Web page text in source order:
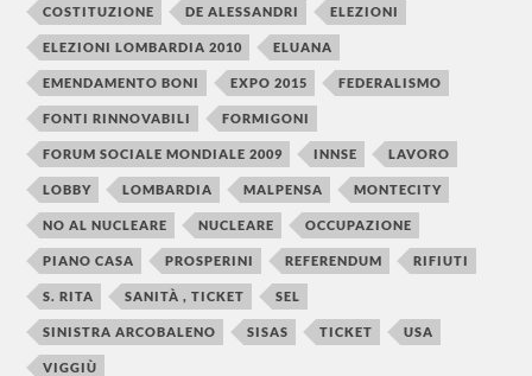
COSTITUZIONE DE ALESSANDRI ELEZIONI
ELEZIONI LOMBARDIA 2010 ELUANA
EMENDAMENTO BONI EXPO 2015 FEDERALISMO
FONTI RINNOVABILI FORMIGONI
FORUM SOCIALE MONDIALE 2009 INNSE LAVORO
LOBBY LOMBARDIA MALPENSA MONTECITY
NO AL NUCLEARE NUCLEARE OCCUPAZIONE
PIANO CASA PROSPERINI REFERENDUM RIFIUTI
S. RITA SANITÀ , TICKET SEL
SINISTRA ARCOBALENO SISAS TICKET USA
VIGGIÙ